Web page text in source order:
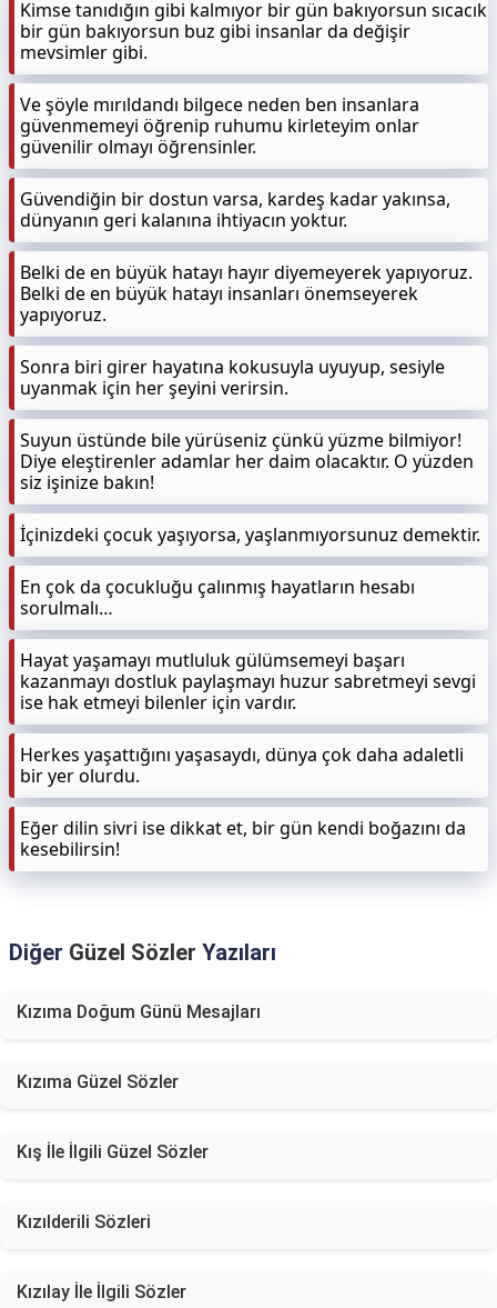
Kimse tanıdığın gibi kalmıyor bir gün bakıyorsun sıcacık
bir gün bakıyorsun buz gibi insanlar da değişir
mevsimler gibi.
Ve şöyle mırıldandı bilgece neden ben insanlara
güvenmemeyi öğrenip ruhumu kirleteyim onlar
güvenilir olmayı öğrensinler.
Güvendiğin bir dostun varsa, kardeş kadar yakınsa,
dünyanın geri kalanına ihtiyacın yoktur.
Belki de en büyük hatayı hayır diyemeyerek yapıyoruz.
Belki de en büyük hatayı insanları önemseyerek
yapıyoruz.
Sonra biri girer hayatına kokusuyla uyuyup, sesiyle
uyanmak için her şeyini verirsin.
Suyun üstünde bile yürüseniz çünkü yüzme bilmiyor!
Diye eleştirenler adamlar her daim olacaktır. O yüzden
siz işinize bakın!
İçinizdeki çocuk yaşıyorsa, yaşlanmıyorsunuz demektir.
En çok da çocukluğu çalınmış hayatların hesabı
sorulmalı…
Hayat yaşamayı mutluluk gülümsemeyi başarı
kazanmayı dostluk paylaşmayı huzur sabretmeyi sevgi
ise hak etmeyi bilenler için vardır.
Herkes yaşattığını yaşasaydı, dünya çok daha adaletli
bir yer olurdu.
Eğer dilin sivri ise dikkat et, bir gün kendi boğazını da
kesebilirsin!
Diğer Güzel Sözler Yazıları
Kızıma Doğum Günü Mesajları
Kızıma Güzel Sözler
Kış İle İlgili Güzel Sözler
Kızılderili Sözleri
Kızılay İle İlgili Sözler